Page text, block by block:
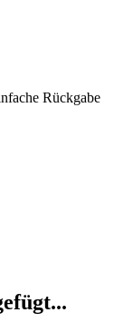
Rückgabe